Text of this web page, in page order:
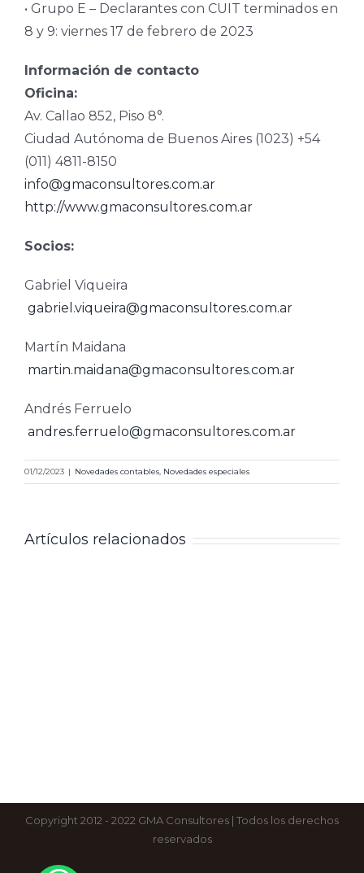
• Grupo E – Declarantes con CUIT terminados en
8 y 9: viernes 17 de febrero de 2023
Información de contacto
Oficina:
Av. Callao 852, Piso 8°.
Ciudad Autónoma de Buenos Aires (1023) +54
(011) 4811-8150
info@gmaconsultores.com.ar
http://www.gmaconsultores.com.ar
Socios:
Gabriel Viqueira
gabriel.viqueira@gmaconsultores.com.ar
Martín Maidana
martin.maidana@gmaconsultores.com.ar
Andrés Ferruelo
andres.ferruelo@gmaconsultores.com.ar
01/12/2023 | Novedades contables, Novedades especiales
Artículos relacionados
Copyright 2012 - 2022 GMA Consultores | Todos los derechos
reservados